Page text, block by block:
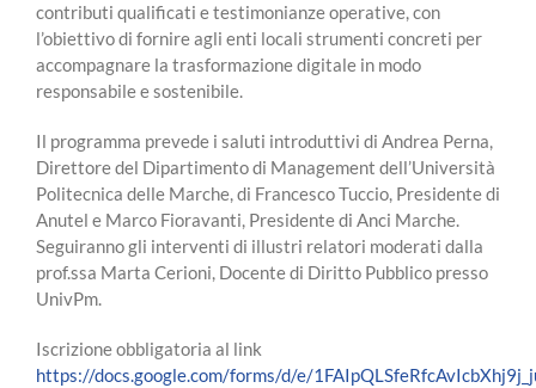
contributi qualificati e testimonianze operative, con
l’obiettivo di fornire agli enti locali strumenti concreti per
accompagnare la trasformazione digitale in modo
responsabile e sostenibile.
Il programma prevede i saluti introduttivi di Andrea Perna,
Direttore del Dipartimento di Management dell’Università
Politecnica delle Marche, di Francesco Tuccio, Presidente di
Anutel e Marco Fioravanti, Presidente di Anci Marche.
Seguiranno gli interventi di illustri relatori moderati dalla
prof.ssa Marta Cerioni, Docente di Diritto Pubblico presso
UnivPm.
Iscrizione obbligatoria al link
https://docs.google.com/forms/d/e/